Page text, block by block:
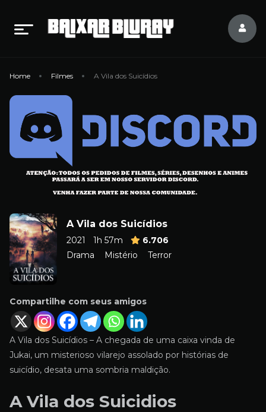
Home Filmes A Vila dos Suicídios
A Vila dos Suicídios
2021 1h 57m
6.706
Drama
Mistério Terror
Compartilhe com seus amigos
A Vila dos Suicídios – A chegada de uma caixa vinda de
Jukai, um misterioso vilarejo assolado por histórias de
suicídio, desata uma sombria maldição.
A Vila dos Suicidios